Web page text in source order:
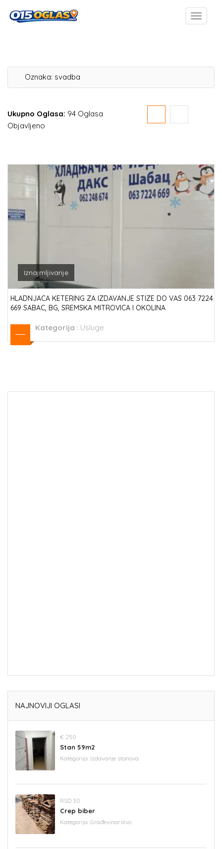
Oznaka: svadba
Ukupno Oglasa: 94 Oglasa
Objavljeno
Iznajmljivanje
HLADNJACA KETERING ZA IZDAVANJE STIZE DO VAS 063 7224
669 SABAC, BG, SREMSKA MITROVICA I OKOLINA
Kategorija : Usluge
NAJNOVIJI OGLASI
€ 250
Stan 59m2
Kategorija: Izdavanje stanova
RSD 30
Crep biber
Kategorija: Građevinarstvo